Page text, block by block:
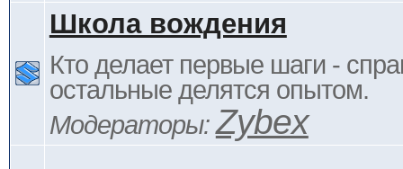
Школа вождения
Кто делает первые шаги -
остальные делятся опытом.
Модераторы:Zybex